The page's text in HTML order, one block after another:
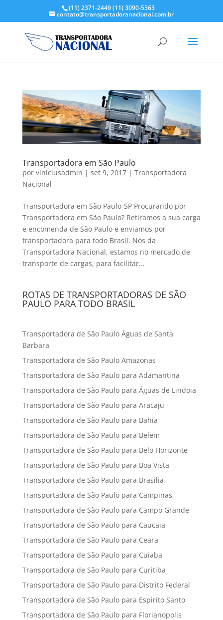
(11) 2371-2449(11) 3090-5563
contato@transportadoranacional.com.br
Transportadora em São Paulo
por viniciusadmin | set 9, 2017| Transportadora
Nacional
Transportadora em São Paulo-SP Procurando por
Transportadora em São Paulo? Retiramos a sua carga
e encomenda de São Paulo e enviamos por
transportadora para todo Brasil. Nós da
Transportadora Nacional, estamos no mercado de
transporte de cargas, para facilitar...
ROTAS DE TRANSPORTADORAS DE SÃO
PAULO PARA TODO BRASIL
Transportadora de São Paulo Águas de Santa
Barbara
Transportadora de São Paulo Amazonas
Transportadora de São Paulo para Adamantina
Transportadora de São Paulo para Águas de Lindoia
Transportadora de São Paulo para Aracaju
Transportadora de São Paulo para Bahia
Transportadora de São Paulo para Belem
Transportadora de São Paulo para Belo Horizonte
Transportadora de São Paulo para Boa Vista
Transportadora de São Paulo para Brasilia
Transportadora de São Paulo para Campinas
Transportadora de São Paulo para Campo Grande
Transportadora de São Paulo para Caucaia
Transportadora de São Paulo para Ceara
Transportadora de São Paulo para Cuiaba
Transportadora de São Paulo para Curitiba
Transportadora de São Paulo para Distrito Federal
Transportadora de São Paulo para Espirito Santo
Transportadora de São Paulo para Florianopolis